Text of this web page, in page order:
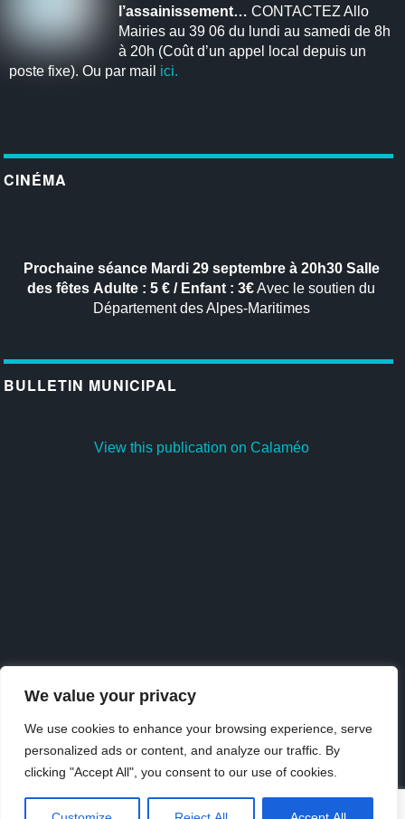
We value your privacy
We use cookies to enhance your browsing experience, serve
personalized ads or content, and analyze our traffic. By
clicking "Accept All", you consent to our use of cookies.
l’assainissement… CONTACTEZ Allo
Mairies au 39 06 du lundi au samedi de 8h
à 20h (Coût d’un appel local depuis un
poste fixe). Ou par mail ici.
CINÉMA
Prochaine séanceMardi 29 septembre à 20h30 Salle
des fêtes Adulte : 5 € / Enfant : 3€Avec le soutien du
Département des Alpes-Maritimes
BULLETIN MUNICIPAL
View this publication on Calaméo
Publish atCalaméoor browsethe library.